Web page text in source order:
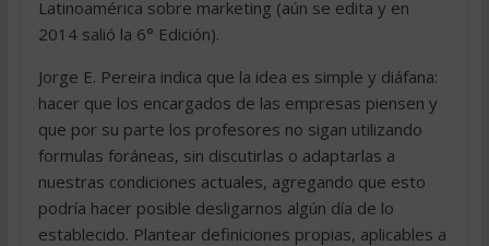
Latinoamérica sobre marketing (aún se edita y en
2014 salió la 6° Edición).
Jorge E. Pereira indica que la idea es simple y diáfana:
hacer que los encargados de las empresas piensen y
que por su parte los profesores no sigan utilizando
formulas foráneas, sin discutirlas o adaptarlas a
nuestras condiciones actuales, agregando que esto
podría hacer posible desligarnos algún día de lo
establecido. Plantear definiciones propias, aplicables a